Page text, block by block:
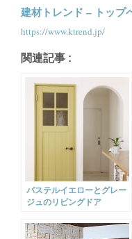
建材トレンド – トップ
https://www.ktrend.jp/
関連記事 :
パステルイエローとグレー
ジュのリビングドア